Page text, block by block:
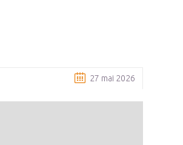
27 mai 2026